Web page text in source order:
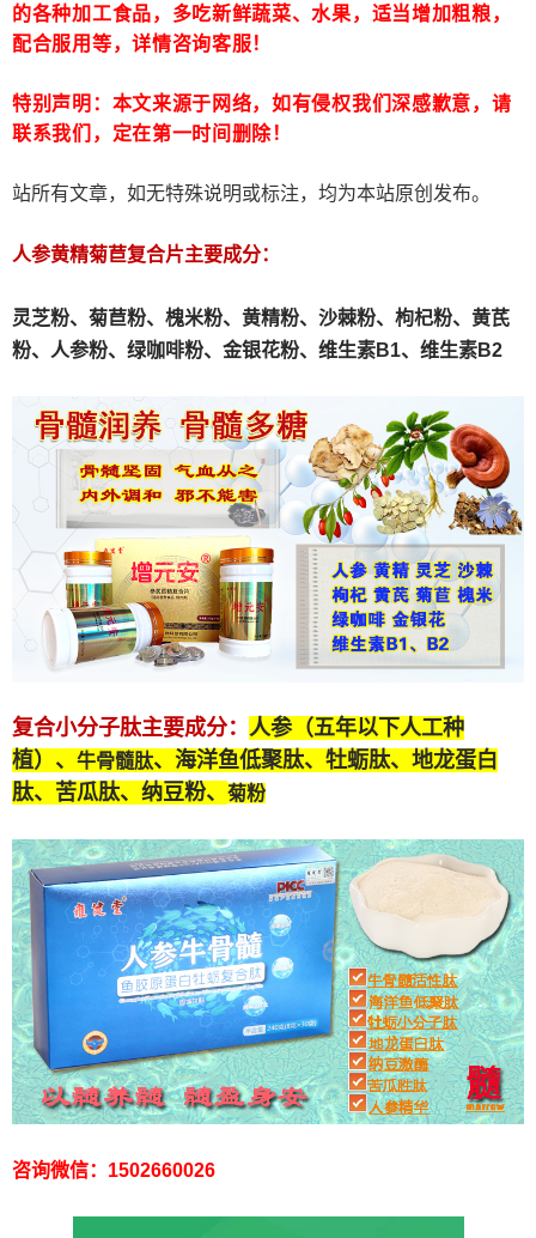
的各种加工食品，多吃新鲜蔬菜、水果，适当增加粗粮，
配合服用等，详情咨询客服！
特别声明：本文来源于网络，如有侵权我们深感歉意，请
联系我们，定在第一时间删除！
站所有文章，如无特殊说明或标注，均为本站原创发布。
人参黄精菊苣复合片主要成分：
灵芝粉、 菊苣粉、 槐米粉、 黄精粉、沙棘粉、枸杞粉、黄芪
粉、人参粉、绿咖啡粉、金银花粉、维生素B1、维生素B2
复合小分子肽主要成分： 人参（五年以下人工种
植）、 牛骨髓肽、海洋鱼低聚肽、牡蛎肽、 地龙蛋白
肽、苦瓜肽、纳豆粉、 菊粉
咨询微信：1502660026